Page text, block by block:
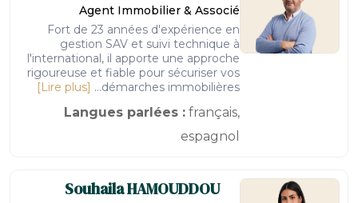
Agent Immobilier & Associé
Fort de 23 années d'expérience en
gestion SAV et suivi technique à
l'international, il apporte une approche
rigoureuse et fiable pour sécuriser vos
démarches immobilières...
[Lire plus]
Langues parlées : français,
espagnol
SouhailaHAMOUDDOU